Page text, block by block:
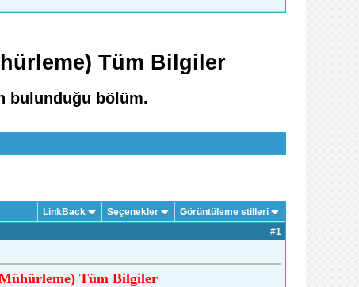
Tüm Bilgiler
bulunduğu bölüm.
LinkBack Seçenekler Görüntüleme stilleri
#1
Tüm Bilgiler